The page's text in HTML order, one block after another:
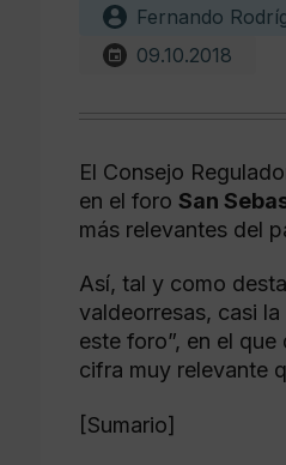
Fernando
09.10.2018
El Consejo
en el foro San
más relevantes del
Así, tal y como
valdeorresas, casi
este foro”, en el
cifra muy relevante
[Sumario]